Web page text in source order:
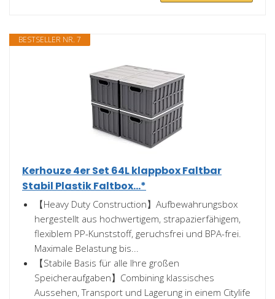
BESTSELLER NR. 7
Kerhouze 4er Set 64L klappbox Faltbar
Stabil Plastik Faltbox...*
【Heavy Duty Construction】Aufbewahrungsbox
hergestellt aus hochwertigem, strapazierfähigem,
flexiblem PP-Kunststoff, geruchsfrei und BPA-frei.
Maximale Belastung bis...
【Stabile Basis für alle Ihre großen
Speicheraufgaben】Combining klassisches
Aussehen, Transport und Lagerung in einem Citylife